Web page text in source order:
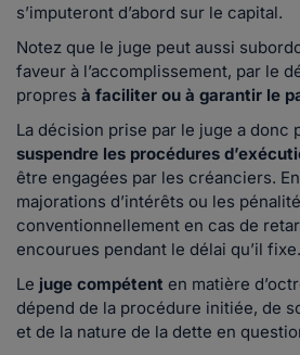
s’imputeront d’abord sur le capital.
Notez que le juge peut aussi
faveur à l’accomplissement, par le
propres à faciliter ou à garantir le
La décision prise par le juge a donc
suspendre les procédures
être engagées par les créanciers.
majorations d’intérêts ou les
conventionnellement en cas de
encourues pendant le délai qu’il fixe.
Le juge compétent en matière
dépend de la procédure initiée, de
et de la nature de la dette en